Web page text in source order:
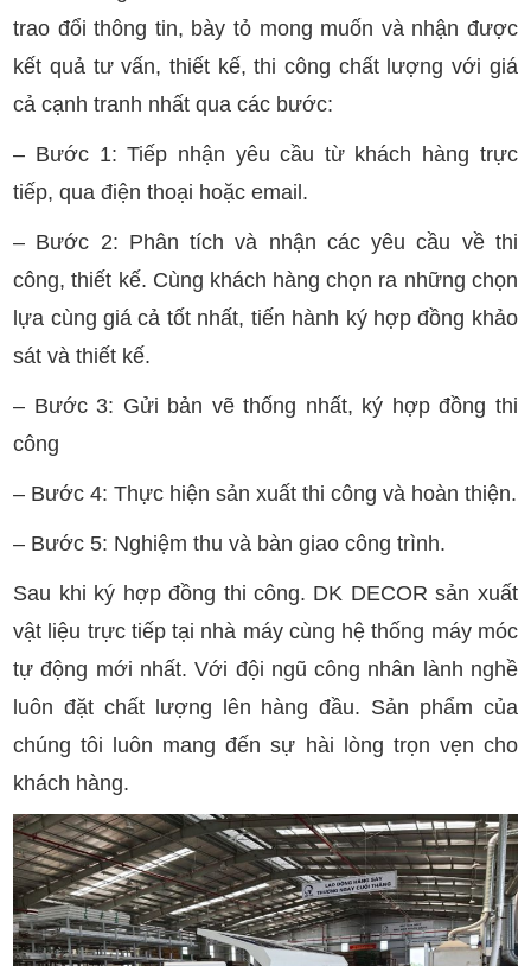
trao đổi thông tin, bày tỏ mong muốn và nhận được
kết quả tư vấn, thiết kế, thi công chất lượng với giá
cả cạnh tranh nhất qua các bước:
– Bước 1: Tiếp nhận yêu cầu từ khách hàng trực
tiếp, qua điện thoại hoặc email.
– Bước 2: Phân tích và nhận các yêu cầu về thi
công, thiết kế. Cùng khách hàng chọn ra những chọn
lựa cùng giá cả tốt nhất, tiến hành ký hợp đồng khảo
sát và thiết kế.
– Bước 3: Gửi bản vẽ thống nhất, ký hợp đồng thi
công
– Bước 4: Thực hiện sản xuất thi công và hoàn thiện.
– Bước 5: Nghiệm thu và bàn giao công trình.
Sau khi ký hợp đồng thi công. DK DECOR sản xuất
vật liệu trực tiếp tại nhà máy cùng hệ thống máy móc
tự động mới nhất. Với đội ngũ công nhân lành nghề
luôn đặt chất lượng lên hàng đầu. Sản phẩm của
chúng tôi luôn mang đến sự hài lòng trọn vẹn cho
khách hàng.